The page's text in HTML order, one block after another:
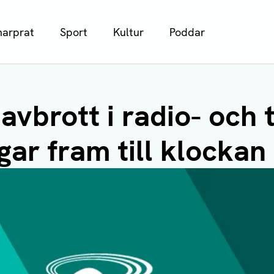
Sport Kultur Poddar
i radio- och
fram till klockan